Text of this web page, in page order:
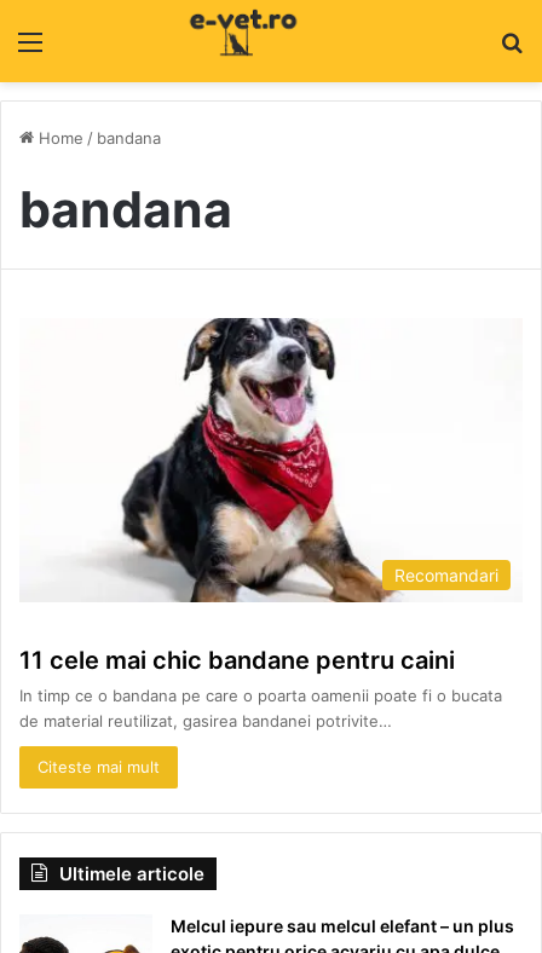
Home / bandana
bandana
Recomandari
11 cele mai chic bandane pentru caini
In timp ce o bandana pe care o poarta oamenii poate fi o bucata
de material reutilizat, gasirea bandanei potrivite…
Citeste mai mult
Ultimele articole
Melcul iepure sau melcul elefant – un plus